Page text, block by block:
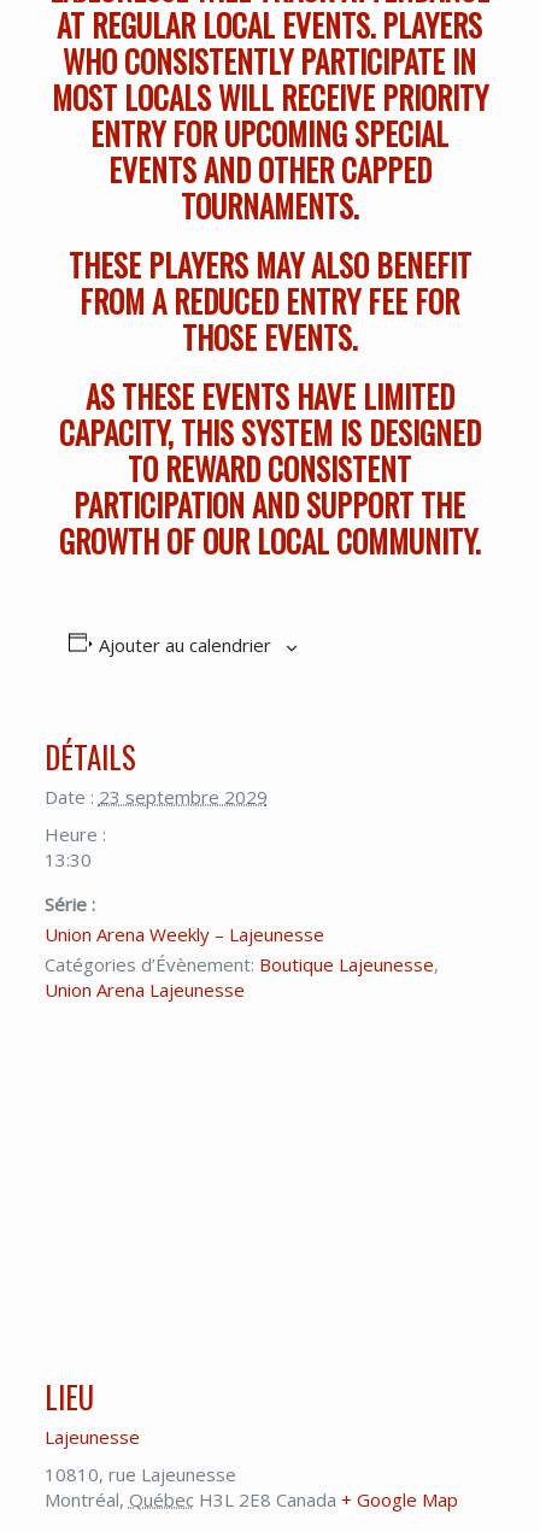
AT REGULAR LOCAL EVENTS. PLAYERS
WHO CONSISTENTLY PARTICIPATE IN
MOST LOCALS WILL RECEIVE PRIORITY
ENTRY FOR UPCOMING SPECIAL
EVENTS AND OTHER CAPPED
TOURNAMENTS.
THESE PLAYERS MAY ALSO BENEFIT
FROM A REDUCED ENTRY FEE FOR
THOSE EVENTS.
AS THESE EVENTS HAVE LIMITED
CAPACITY, THIS SYSTEM IS DESIGNED
TO REWARD CONSISTENT
PARTICIPATION AND SUPPORT THE
GROWTH OF OUR LOCAL COMMUNITY.
Ajouter au calendrier
DÉTAILS
Date : 23 septembre 2029
Heure :
13:30
Série :
Union Arena Weekly – Lajeunesse
Catégories d’Évènement: Boutique Lajeunesse,
Union Arena Lajeunesse
LIEU
Lajeunesse
10810, rue Lajeunesse
Montréal, Québec H3L 2E8 Canada + Google Map